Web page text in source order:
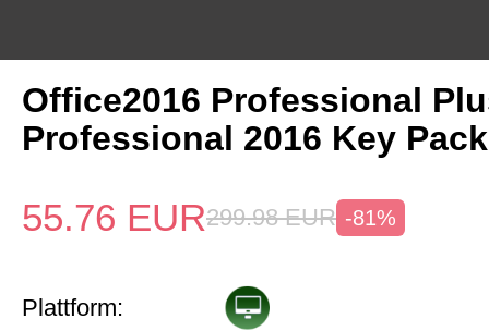
Office2016 Professional
Professional 2016 Key Pack
55.76 EUR299.98 EUR -81%
Plattform: